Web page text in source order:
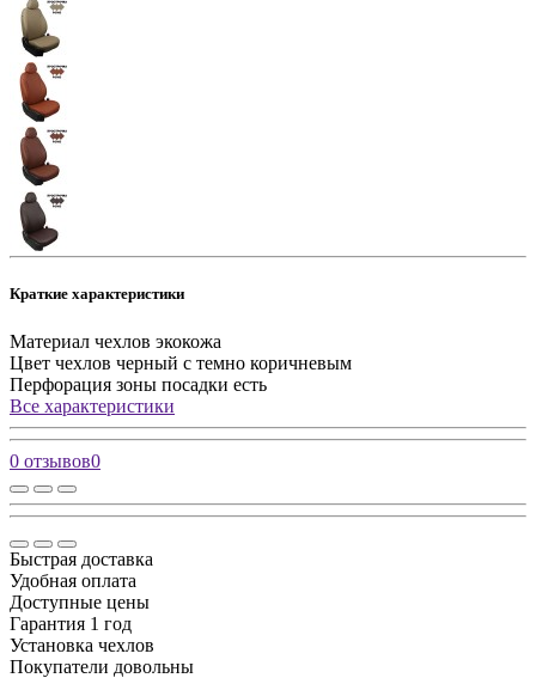
Краткие характеристики
Материал чехлов экокожа
Цвет чехлов черный с темно коричневым
Перфорация зоны посадки есть
Все характеристики
0 отзывов0
Быстрая доставка
Удобная оплата
Доступные цены
Гарантия 1 год
Установка чехлов
Покупатели довольны